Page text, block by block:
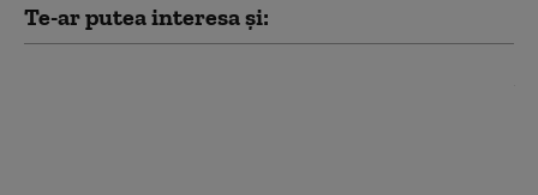
Te-ar putea interesa și: